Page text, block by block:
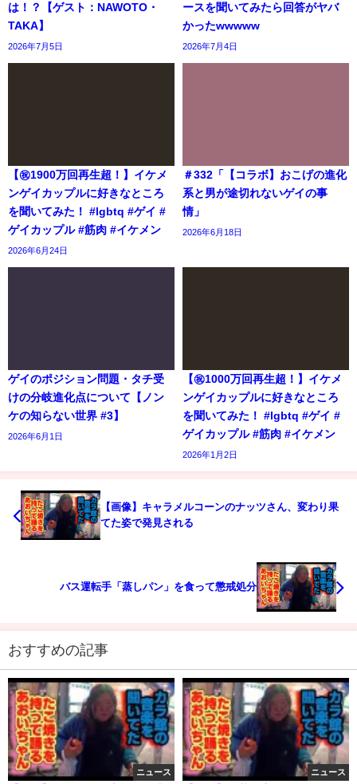
は！？【ゲスト：NAWOTO・
TAKA】
2026年7月5日
ースを聞いてみたら回答がヤバ
かったwwwww
2026年7月4日
【㊗️1900万回再生超！】イケメ
ンゲイカップルに好きなところ
を聞いてみた！ #lgbtq #ゲイ #
ゲイカップル #筋肉 #イケメン
2026年6月24日
＃332「【コラボ】おこげの進化
系と男が途切れないゲイの事
情」
2026年6月18日
ゲイのポジション問題・タチ受
けの分岐進化点について【ノン
ケの知らない世界 #3】
2026年6月1日
【㊗️1000万回再生超！】イケメ
ンゲイカップルに好きなところ
を聞いてみた！ #lgbtq #ゲイ #
ゲイカップル #筋肉 #イケメン
2026年1月2日
【画像】キャラメルコーンのナッツさん、変わり果
てた姿で発見される
バス運転手「蒸しパン」を食って懲戒処分
おすすめの記事
ニュース ニュース